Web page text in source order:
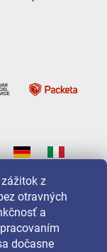
z
otravných
a
dočasne